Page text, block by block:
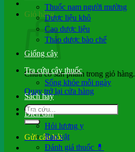
Giỏ hàng
Chưa có sản phẩm trong giỏ hàng.
Quay trở lại cửa hàng
Gửi câu hỏi
Thuốc nam người mường
Dược liệu khô
Cao dược liệu
Thảo dược bào chế
Giống cây
Tra cứu cây thuốc
Sống khỏe mỗi ngày
Sách hay
Diễn đàn
Hỏi lương y
Rao vặt
Đánh giá thuốc 💊